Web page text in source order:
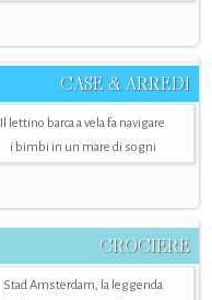
CASE & ARREDI
Il lettino barca a vela fa navigare
i bimbi in un mare di sogni
CROCIERE
Stad Amsterdam, la leggenda